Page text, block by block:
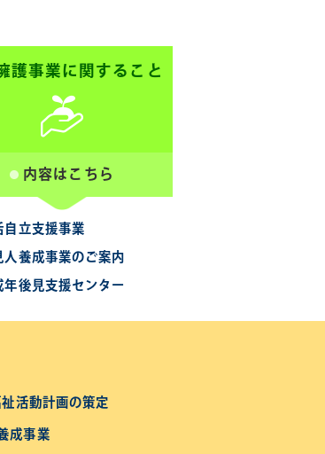
護事業に関すること
内容はこちら
自立支援事業
人養成事業のご案内
年後見支援センター
活動計画の策定
成事業